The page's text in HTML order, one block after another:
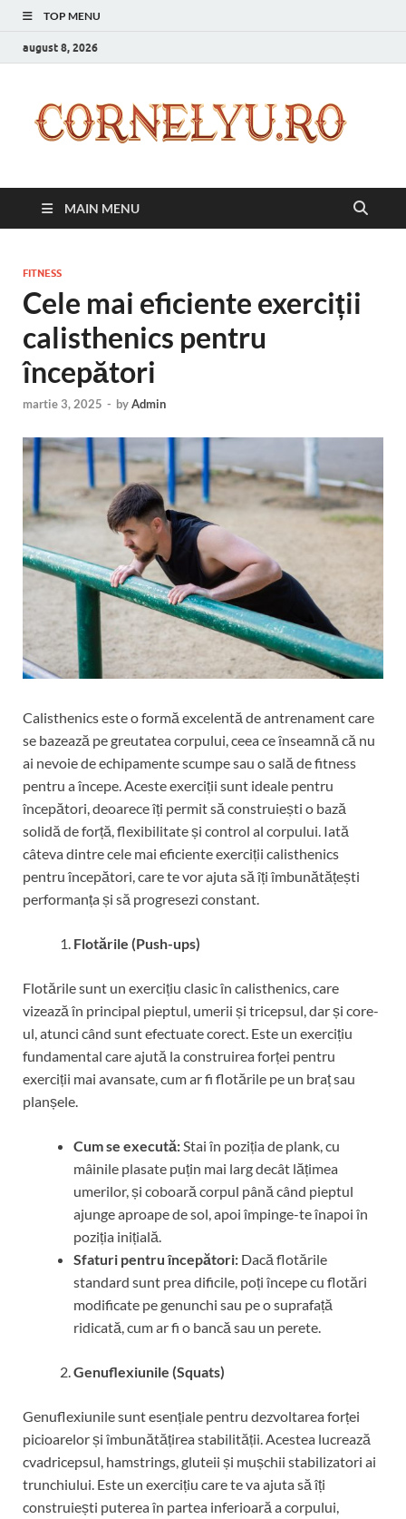
TOP MENU
august 8, 2026
ta mai
MAIN MENU
FITNESS
Cele mai eficiente exerciții
calisthenics pentru
începători
martie 3, 2025 - byAdmin
Calisthenics este o formă excelentă de antrenament care
se bazează pe greutatea corpului, ceea ce înseamnă că nu
ai nevoie de echipamente scumpe sau o sală de fitness
pentru a începe. Aceste exerciții sunt ideale pentru
începători, deoarece îți permit să construiești o bază
solidă de forță, flexibilitate și control al corpului. Iată
câteva dintre cele mai eficiente exerciții calisthenics
pentru începători, care te vor ajuta să îți îmbunătățești
performanța și să progresezi constant.
Flotările (Push-ups)
Flotările sunt un exercițiu clasic în calisthenics, care
vizează în principal pieptul, umerii și tricepsul, dar și core-
ul, atunci când sunt efectuate corect. Este un exercițiu
fundamental care ajută la construirea forței pentru
exerciții mai avansate, cum ar fi flotările pe un braț sau
planșele.
Cum se execută: Stai în poziția de plank, cu
mâinile plasate puțin mai larg decât lățimea
umerilor, și coboară corpul până când pieptul
ajunge aproape de sol, apoi împinge-te înapoi în
poziția inițială.
Sfaturi pentru începători: Dacă flotările
standard sunt prea dificile, poți începe cu flotări
modificate pe genunchi sau pe o suprafață
ridicată, cum ar fi o bancă sau un perete.
Genuflexiunile (Squats)
Genuflexiunile sunt esențiale pentru dezvoltarea forței
picioarelor și îmbunătățirea stabilității. Acestea lucrează
cvadricepsul, hamstrings, gluteii și mușchii stabilizatori ai
trunchiului. Este un exercițiu care te va ajuta să îți
construiești puterea în partea inferioară a corpului,